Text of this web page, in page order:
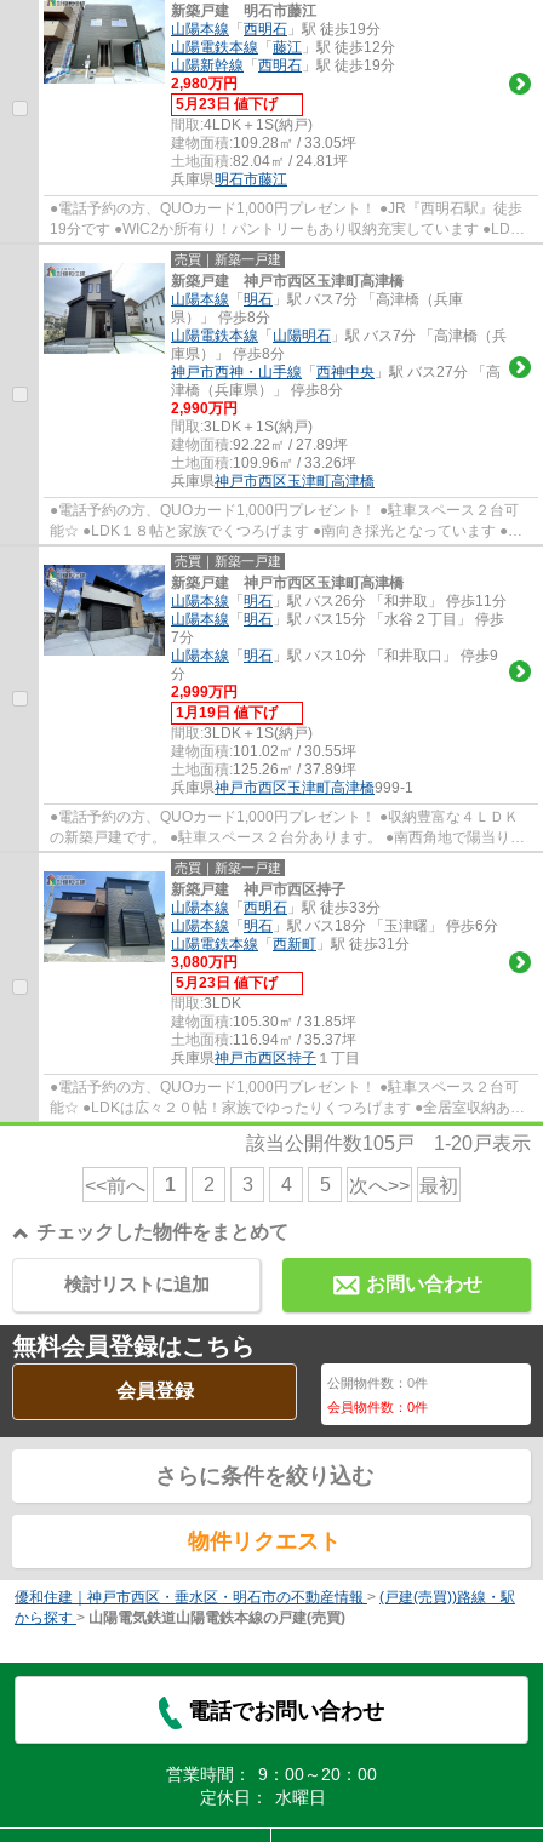
新築戸建 明石市藤江
山陽本線 「西明石 」駅 徒歩19分
山陽電鉄本線 「藤江 」駅 徒歩12分
山陽新幹線 「西明石 」駅 徒歩19分
2,980万円
5月23日 値下げ
間取:4LDK＋1S(納戸)
建物面積:109.28㎡ / 33.05坪
土地面積:82.04㎡ / 24.81坪
兵庫県明石市藤江
●電話予約の方、QUOカード1,000円プレゼント！ ●JR『西明石駅』徒歩
19分です ●WIC2か所有り！パントリーもあり収納充実しています ●LDK
も18帖で家族でゆったり過ごすことが出来ます ●...
売買｜新築一戸建
新築戸建 神戸市西区玉津町高津橋
山陽本線 「明石 」駅 バス7分 「高津橋（兵庫
県）」 停歩8分
山陽電鉄本線 「山陽明石 」駅 バス7分 「高津橋（兵
庫県）」 停歩8分
神戸市西神・山手線 「西神中央 」駅 バス27分 「高
津橋（兵庫県）」 停歩8分
2,990万円
間取:3LDK＋1S(納戸)
建物面積:92.22㎡ / 27.89坪
土地面積:109.96㎡ / 33.26坪
兵庫県神戸市西区玉津町高津橋
●電話予約の方、QUOカード1,000円プレゼント！ ●駐車スペース２台可
能☆ ●LDK１８帖と家族でくつろげます ●南向き採光となっています ●交
通は徒歩８分のところに『高津橋』停有り！明石...
売買｜新築一戸建
新築戸建 神戸市西区玉津町高津橋
山陽本線 「明石 」駅 バス26分 「和井取」 停歩11分
山陽本線 「明石 」駅 バス15分 「水谷２丁目」 停歩
7分
山陽本線 「明石 」駅 バス10分 「和井取口」 停歩9
分
2,999万円
1月19日 値下げ
間取:3LDK＋1S(納戸)
建物面積:101.02㎡ / 30.55坪
土地面積:125.26㎡ / 37.89坪
兵庫県神戸市西区玉津町高津橋999-1
●電話予約の方、QUOカード1,000円プレゼント！ ●収納豊富な４ＬＤＫ
の新築戸建です。 ●駐車スペース２台分あります。 ●南西角地で陽当り・
通風良好です。 ●高津橋小学校・玉津中学校
売買｜新築一戸建
新築戸建 神戸市西区持子
山陽本線 「西明石 」駅 徒歩33分
山陽本線 「明石 」駅 バス18分 「玉津曙」 停歩6分
山陽電鉄本線 「西新町 」駅 徒歩31分
3,080万円
5月23日 値下げ
間取:3LDK
建物面積:105.30㎡ / 31.85坪
土地面積:116.94㎡ / 35.37坪
兵庫県神戸市西区持子 １丁目
●電話予約の方、QUOカード1,000円プレゼント！ ●駐車スペース２台可
能☆ ●LDKは広々２０帖！家族でゆったりくつろげます ●全居室収納あり
WICありでスッキリ生活できます ●出合小学校・...
該当公開件数105 戸 1-20戸表示
<<前へ 1 2 3 4 5 次へ>> 最初
チェックした物件をまとめて
お問い合わせ
検討リストに追加
無料会員登録はこちら
会員登録 公開物件数：0件
会員物件数：0件
さらに条件を絞り込む
物件リクエスト
優和住建｜神戸市西区・垂水区・明石市の不動産情報 > (戸建(売買))路線・駅
から探す > 山陽電気鉄道山陽電鉄本線の戸建(売買)
電話でお問い合わせ
営業時間：
9：00～20：00
定休日：
水曜日